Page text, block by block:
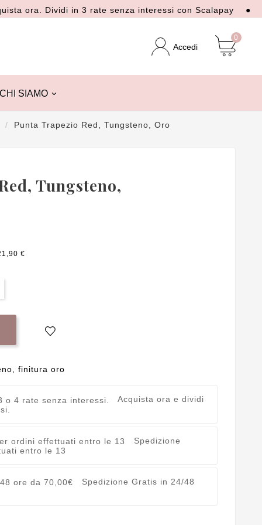
Dividi in 3 rate senza interessi con Scalapay ●
Accedi
0
CHI SIAMO
Punta Trapezio Red, Tungsteno, Oro
Tungsteno,
€
finitura oro
Acquista ora e dividi
Spedizione
entro le 13
Spedizione Gratis in 24/48